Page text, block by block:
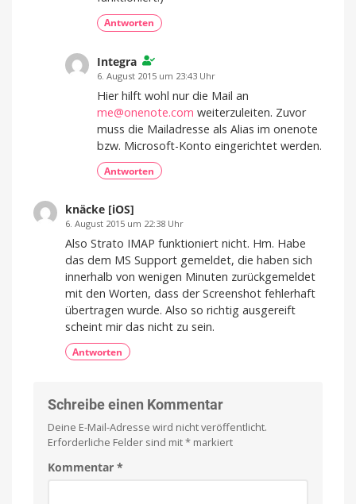
Antworten
Integra
6. August 2015 um 23:43 Uhr
Hier hilft wohl nur die Mail an
me@onenote.com weiterzuleiten. Zuvor
muss die Mailadresse als Alias im onenote
bzw. Microsoft-Konto eingerichtet werden.
Antworten
knäcke [iOS]
6. August 2015 um 22:38 Uhr
Also Strato IMAP funktioniert nicht. Hm. Habe
das dem MS Support gemeldet, die haben sich
innerhalb von wenigen Minuten zurückgemeldet
mit den Worten, dass der Screenshot fehlerhaft
übertragen wurde. Also so richtig ausgereift
scheint mir das nicht zu sein.
Antworten
Schreibe einen Kommentar
Deine E-Mail-Adresse wird nicht veröffentlicht.
Erforderliche Felder sind mit* markiert
Kommentar *